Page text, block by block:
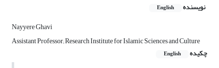
نویسنده English
Nayyere Ghavi
Assistant Professor; Research Institute for Islamic Sciences and Culture
چکیده
English